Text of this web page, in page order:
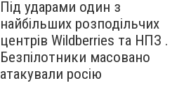
Під ударами один з
найбільших розподільчих
центрів Wildberries та НПЗ .
Безпілотники масовано
атакували росію